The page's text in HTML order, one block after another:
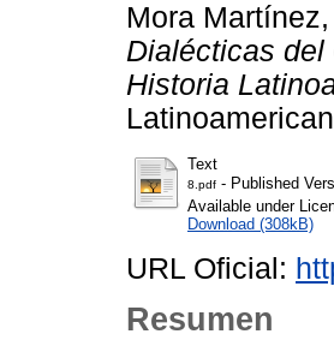
Mora
Dialécticas del
Historia
Text
8.pdf - Published
Available under
Download (308kB)
URL Oficial:
Resumen